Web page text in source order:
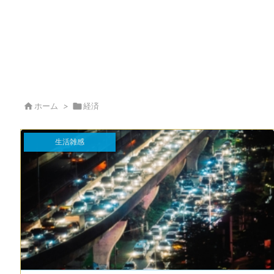
ホーム > 経済
生活雑感